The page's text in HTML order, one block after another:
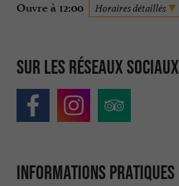
Ouvre à 12:00 Horaires détaillés
Sur les réseaux sociaux
Informations pratiques